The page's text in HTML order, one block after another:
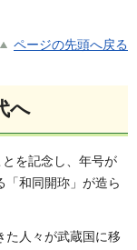
ページの先頭へ戻る
へ
を記念し、年号が
「和同開珎」が造ら
た人々が武蔵国に移